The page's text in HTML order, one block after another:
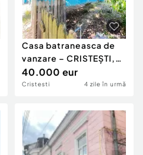
Casa batraneasca de
vanzare – CRISTEȘTI,
jud. BOTOȘANI
40.000 eur
Cristesti 4 zile în urmă